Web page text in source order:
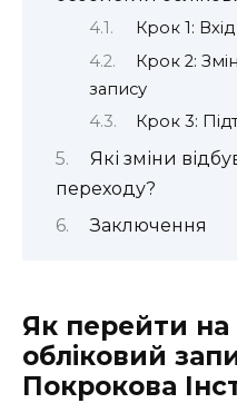
Крок 1:
Крок 2:
запису
Крок 3:
Які зміни
переходу?
Заключення
Як перейти на
обліковий
Покрокова